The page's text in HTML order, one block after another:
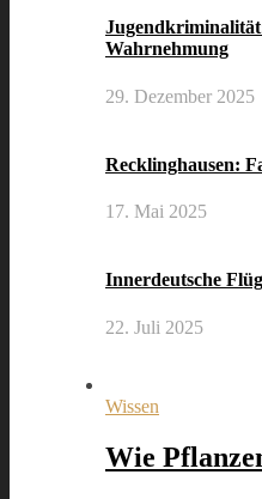
Wahrnehmung
29. Dezember 2025
Recklinghausen:
17. Mai 2025
Innerdeutsche
22. Juli 2025
Wissen
Wie